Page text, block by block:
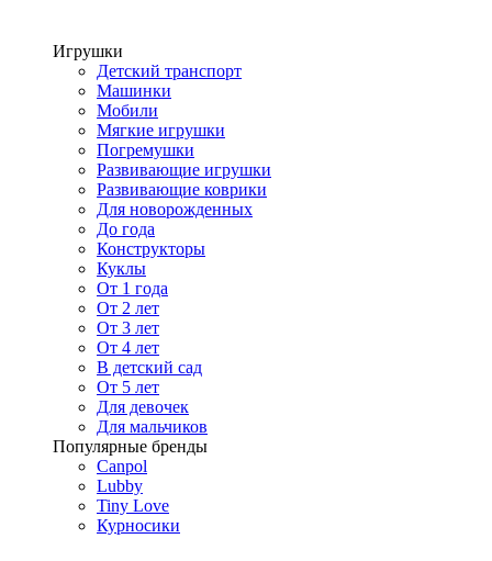
Игрушки
Детский транспорт
Машинки
Мобили
Мягкие игрушки
Погремушки
Развивающие игрушки
Развивающие коврики
Для новорожденных
До года
Конструкторы
Куклы
От 1 года
От 2 лет
От 3 лет
От 4 лет
В детский сад
От 5 лет
Для девочек
Для мальчиков
Популярные бренды
Canpol
Lubby
Tiny Love
Курносики